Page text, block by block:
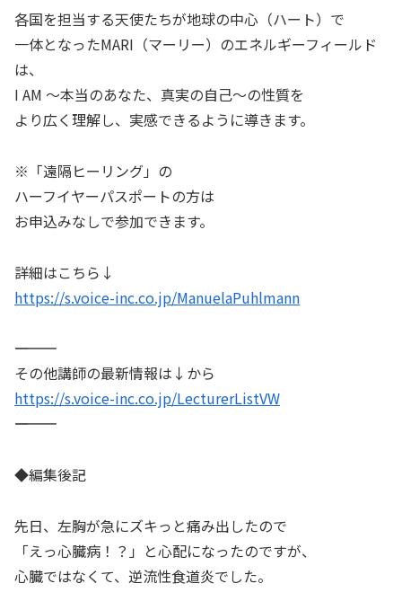
各国を担当する天使たちが地球の中心（ハート）で
一体となったMARI（マーリー）のエネルギーフィールド
は、
I AM ～本当のあなた、真実の自己～の性質を
より広く理解し、実感できるように導きます。
※「遠隔ヒーリング」の
ハーフイヤーパスポートの方は
お申込みなしで参加できます。
詳細はこちら↓
https://s.voice-inc.co.jp/ManuelaPuhlmann
――――――――――
その他講師の最新情報は↓から
https://s.voice-inc.co.jp/LecturerListVW
――――――――――
◆編集後記
先日、左胸が急にズキっと痛み出したので
「えっ心臓病！？」と心配になったのですが、
心臓ではなくて、逆流性食道炎でした。